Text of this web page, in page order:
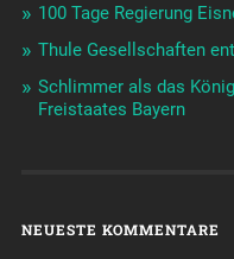
100 Tage Regierung
Thule Gesellschaften
Schlimmer als das
Freistaates Bayern
NEUESTE KOMMENTARE